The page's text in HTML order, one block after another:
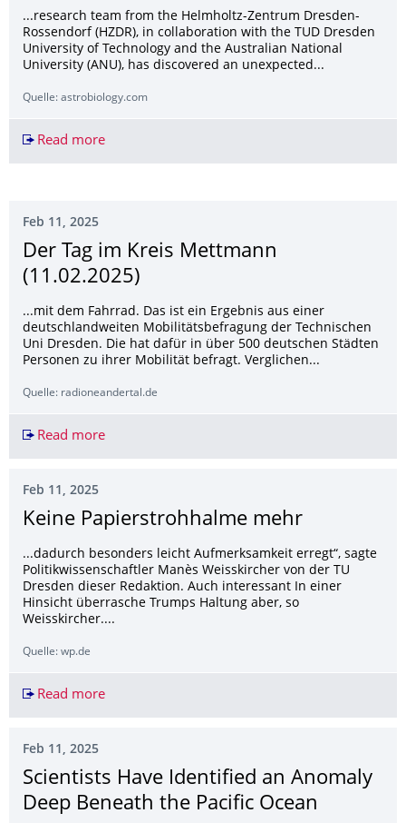
...research team from the Helmholtz-Zentrum Dresden-
Rossendorf (HZDR), in collaboration with the TUD Dresden
University of Technology and the Australian National
University (ANU), has discovered an unexpected...
Quelle: astrobiology.com
Read moreEvidence Of An Ancient Cosmic Event Deep In
Feb 11, 2025
Der Tag im Kreis Mettmann
(11.02.2025)
...mit dem Fahrrad. Das ist ein Ergebnis aus einer
deutschlandweiten Mobilitätsbefragung der Technischen
Uni Dresden. Die hat dafür in über 500 deutschen Städten
Personen zu ihrer Mobilität befragt. Verglichen...
Quelle: radioneandertal.de
Read moreDer Tag im Kreis Mettmann (11.02.2025)
Feb 11, 2025
Keine Papierstrohhalme mehr
...dadurch besonders leicht Aufmerksamkeit erregt“, sagte
Politikwissenschaftler Manès Weisskircher von der TU
Dresden dieser Redaktion. Auch interessant In einer
Hinsicht überrasche Trumps Haltung aber, so
Weisskircher....
Quelle: wp.de
Read moreKeine Papierstrohhalme mehr
Feb 11, 2025
Scientists Have Identified an Anomaly
Deep Beneath the Pacific Ocean